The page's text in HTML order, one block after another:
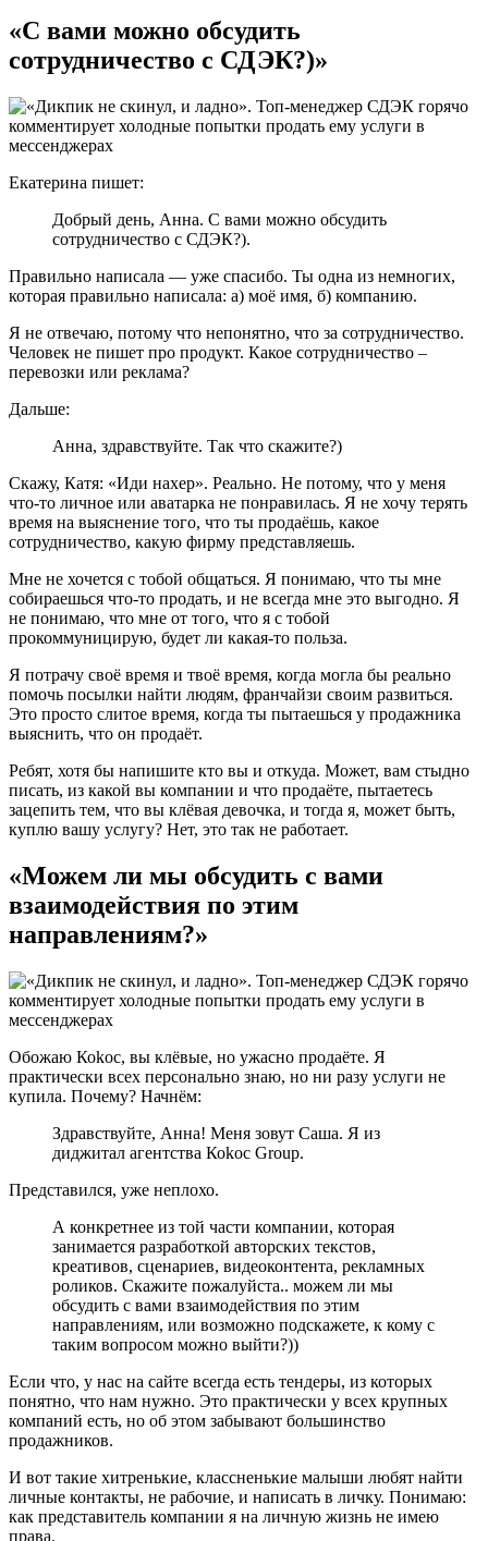
«С вами можно обсудить
сотрудничество с СДЭК?)»
Екатерина пишет:
Добрый день, Анна. С вами можно обсудить
сотрудничество с СДЭК?).
Правильно написала — уже спасибо. Ты одна из немногих,
которая правильно написала: а) моё имя, б) компанию.
Я не отвечаю, потому что непонятно, что за сотрудничество.
Человек не пишет про продукт. Какое сотрудничество –
перевозки или реклама?
Дальше:
Анна, здравствуйте. Так что скажите?)
Скажу, Катя: «Иди нахер». Реально. Не потому, что у меня
что-то личное или аватарка не понравилась. Я не хочу терять
время на выяснение того, что ты продаёшь, какое
сотрудничество, какую фирму представляешь.
Мне не хочется с тобой общаться. Я понимаю, что ты мне
собираешься что-то продать, и не всегда мне это выгодно. Я
не понимаю, что мне от того, что я с тобой
прокоммуницирую, будет ли какая-то польза.
Я потрачу своё время и твоё время, когда могла бы реально
помочь посылки найти людям, франчайзи своим развиться.
Это просто слитое время, когда ты пытаешься у продажника
выяснить, что он продаёт.
Ребят, хотя бы напишите кто вы и откуда. Может, вам стыдно
писать, из какой вы компании и что продаёте, пытаетесь
зацепить тем, что вы клёвая девочка, и тогда я, может быть,
куплю вашу услугу? Нет, это так не работает.
«Можем ли мы обсудить с вами
взаимодействия по этим
направлениям?»
Обожаю Коkос, вы клёвые, но ужасно продаёте. Я
практически всех персонально знаю, но ни разу услуги не
купила. Почему? Начнём:
Здравствуйте, Анна! Меня зовут Саша. Я из
диджитал агентства Коkос Group.
Представился, уже неплохо.
А конкретнее из той части компании, которая
занимается разработкой авторских текстов,
креативов, сценариев, видеоконтента, рекламных
роликов. Скажите пожалуйста.. можем ли мы
обсудить с вами взаимодействия по этим
направлениям, или возможно подскажете, к кому с
таким вопросом можно выйти?))
Если что, у нас на сайте всегда есть тендеры, из которых
понятно, что нам нужно. Это практически у всех крупных
компаний есть, но об этом забывают большинство
продажников.
И вот такие хитренькие, классненькие малыши любят найти
личные контакты, не рабочие, и написать в личку. Понимаю:
как представитель компании я на личную жизнь не имею
права.